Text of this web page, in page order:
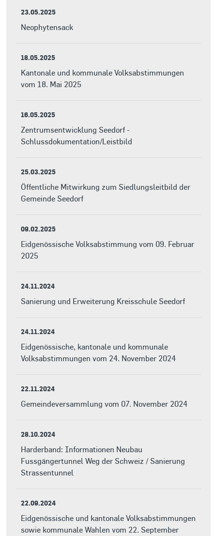
23.05.2025
Neophytensack
18.05.2025
Kantonale und kommunale Volksabstimmungen
vom 18. Mai 2025
16.05.2025
Zentrumsentwicklung Seedorf -
Schlussdokumentation/Leistbild
25.03.2025
Öffentliche Mitwirkung zum Siedlungsleitbild der
Gemeinde Seedorf
09.02.2025
Eidgenössische Volksabstimmung vom 09. Februar
2025
24.11.2024
Sanierung und Erweiterung Kreisschule Seedorf
24.11.2024
Eidgenössische, kantonale und kommunale
Volksabstimmungen vom 24. November 2024
22.11.2024
Gemeindeversammlung vom 07. November 2024
28.10.2024
Harderband: Informationen Neubau
Fussgängertunnel Weg der Schweiz / Sanierung
Strassentunnel
22.09.2024
Eidgenössische und kantonale Volksabstimmungen
sowie kommunale Wahlen vom 22. September